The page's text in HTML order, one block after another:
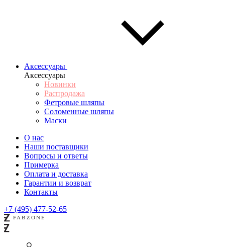
Аксессуары
Аксессуары
Новинки
Распродажа
Фетровые шляпы
Соломенные шляпы
Маски
О нас
Наши поставщики
Вопросы и ответы
Примерка
Оплата и доставка
Гарантии и возврат
Контакты
+7 (495) 477-52-65